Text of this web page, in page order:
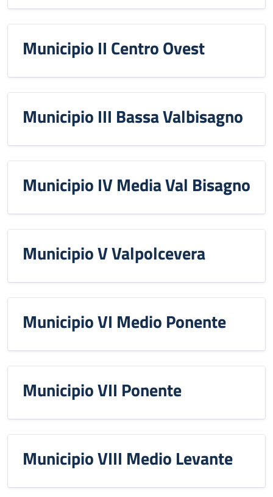
Municipio II Centro Ovest
Municipio III Bassa Valbisagno
Municipio IV Media Val Bisagno
Municipio V Valpolcevera
Municipio VI Medio Ponente
Municipio VII Ponente
Municipio VIII Medio Levante